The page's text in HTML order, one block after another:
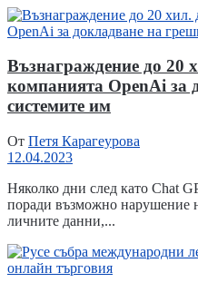
Възнаграждение до 20
компанията OpenAi за
системите им
От Петя Карагеурова
12.04.2023
Няколко дни след като Chat
поради възможно нарушение
личните данни,...